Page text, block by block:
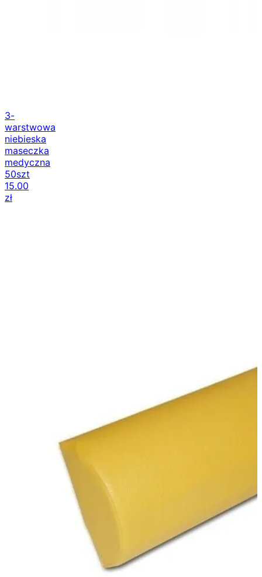
3-
warstwowa
niebieska
maseczka
medyczna
50szt
15.00
zł